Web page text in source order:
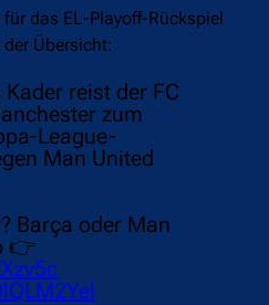
das EL-Playoff-Rückspiel
Übersicht:
reist der FC
zum
League-
Man United
Barça oder Man
👉